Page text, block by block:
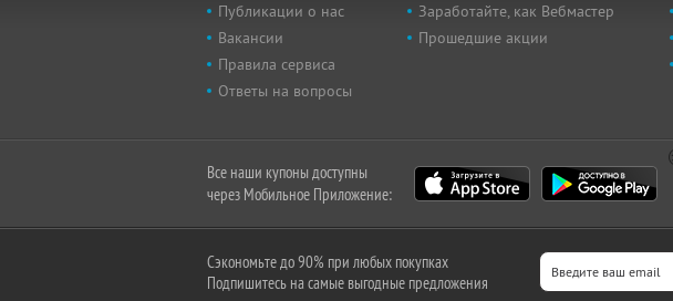
Публикации о нас
Вакансии
Правила сервиса
Ответы на вопросы
Заработайте, как Вебмастер
Прошедшие акции
Все наши купоны доступны
через Мобильное Приложение:
Сэкономьте до 90% при любых покупках
Подпишитесь на самые выгодные предложения